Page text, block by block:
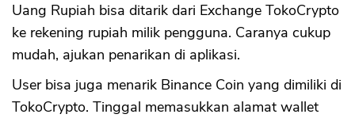
Uang Rupiah bisa ditarik dari Exchange TokoCrypto
ke rekening rupiah milik pengguna. Caranya cukup
mudah, ajukan penarikan di aplikasi.
User bisa juga menarik Binance Coin yang dimiliki di
TokoCrypto. Tinggal memasukkan alamat wallet